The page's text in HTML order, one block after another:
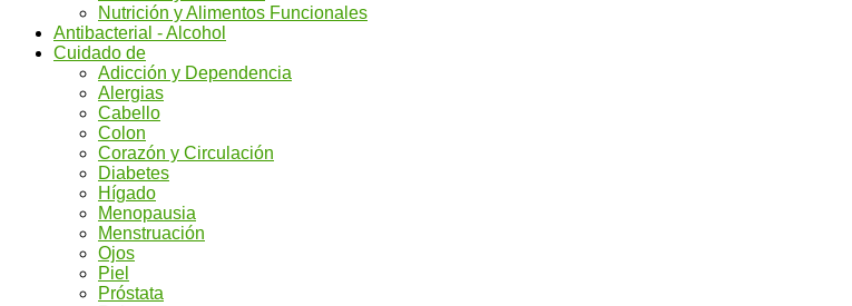
Nutrición y Alimentos Funcionales
Antibacterial - Alcohol
Cuidado de
Adicción y Dependencia
Alergias
Cabello
Colon
Corazón y Circulación
Diabetes
Hígado
Menopausia
Menstruación
Ojos
Piel
Próstata